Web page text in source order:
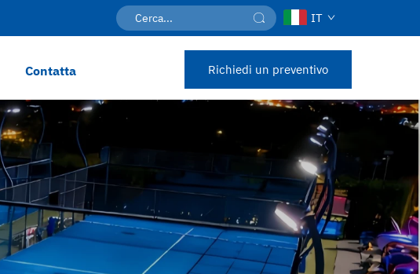
IT
Contatta Richiedi un preventivo